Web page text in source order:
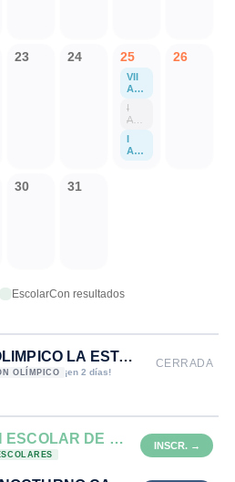
23 24 25
VII
AC
LÓ
N
ESC
OL
I
AC
LÓ
N
I
AC
26
30 31
EscolarCon resultados
I TRIATLON OLIMPICO LA ESTANCA DE ALCAÑIZ
OLÍMPICO ¡en 2 días!
CERRADA
III ACUATLÓN ESCOLAR DE UTEBO